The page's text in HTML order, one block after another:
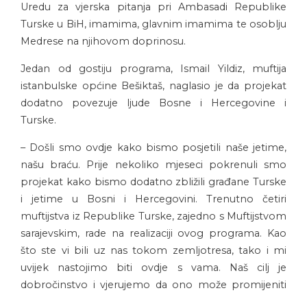
Uredu za vjerska pitanja pri Ambasadi Republike
Turske u BiH, imamima, glavnim imamima te osoblju
Medrese na njihovom doprinosu.
Jedan od gostiju programa, Ismail Yildiz, muftija
istanbulske općine Bešiktaš, naglasio je da projekat
dodatno povezuje ljude Bosne i Hercegovine i
Turske.
– Došli smo ovdje kako bismo posjetili naše jetime,
našu braću. Prije nekoliko mjeseci pokrenuli smo
projekat kako bismo dodatno zbližili građane Turske
i jetime u Bosni i Hercegovini. Trenutno četiri
muftijstva iz Republike Turske, zajedno s Muftijstvom
sarajevskim, rade na realizaciji ovog programa. Kao
što ste vi bili uz nas tokom zemljotresa, tako i mi
uvijek nastojimo biti ovdje s vama. Naš cilj je
dobročinstvo i vjerujemo da ono može promijeniti